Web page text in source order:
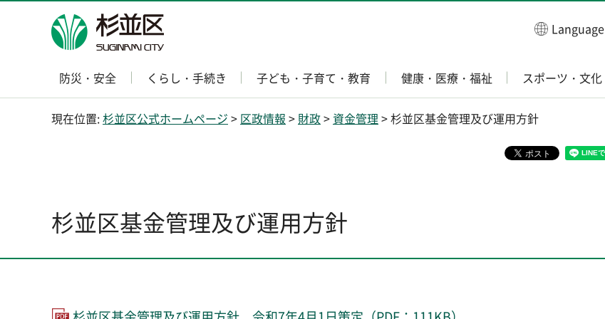
杉並区 Language
防災・安全 くらし・手続き 子ども・子育て・教育 健康・医療・福祉 スポーツ・文化
現在位置:杉並区公式ホームページ > 区政情報 > 財政> 資金管理 > 杉並区基金管理及び運用方針
杉並区基金管理及び運用方針